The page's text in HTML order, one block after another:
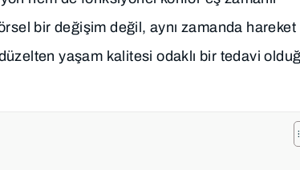
bir değişim değil, aynı zamanda hareket
düzelten yaşam kalitesi odaklı bir tedavi